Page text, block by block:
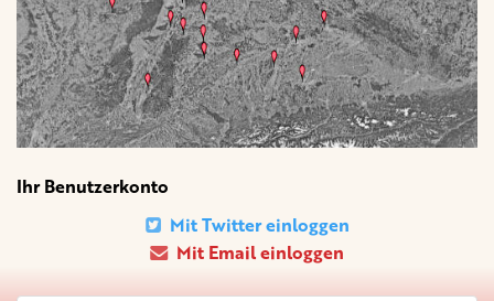
Ihr Benutzerkonto
Mit Twitter einloggen
Mit Email einloggen